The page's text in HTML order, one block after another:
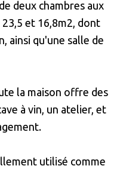
deux chambres aux
et 16,8m2, dont
ainsi qu'une salle de
la maison offre des
à vin, un atelier, et
utilisé comme